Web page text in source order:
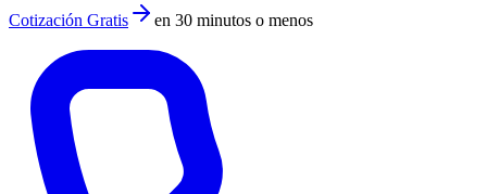
Cotización Gratis
en 30 minutos o menos